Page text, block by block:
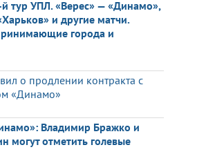
й тур УПЛ. «Верес» — «Динамо»,
и другие матчи.
города и
о продлении контракта с
«Динамо»
Владимир Бражко и
могут отметить голевые